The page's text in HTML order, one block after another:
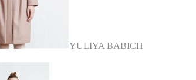
YULIYA BABICH